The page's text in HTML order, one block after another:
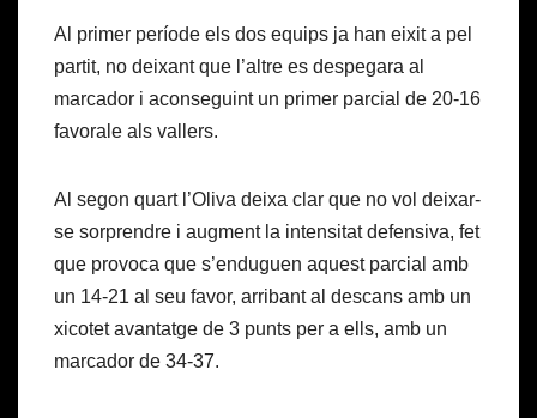
Al primer període els dos equips ja han eixit a pel
partit, no deixant que l’altre es despegara al
marcador i aconseguint un primer parcial de 20-16
favorale als vallers.
Al segon quart l’Oliva deixa clar que no vol deixar-
se sorprendre i augment la intensitat defensiva, fet
que provoca que s’enduguen aquest parcial amb
un 14-21 al seu favor, arribant al descans amb un
xicotet avantatge de 3 punts per a ells, amb un
marcador de 34-37.